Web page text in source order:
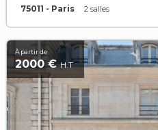
75011 - Paris 2 salles
À partir de
2000 €H.T